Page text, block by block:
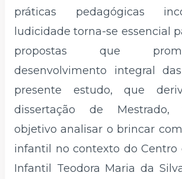
práticas pedagógicas
ludicidade torna-se essencial
propostas que
desenvolvimento integral
presente estudo, que
dissertação de
objetivo analisar o brincar
infantil no contexto do Centro
Infantil Teodora Maria da